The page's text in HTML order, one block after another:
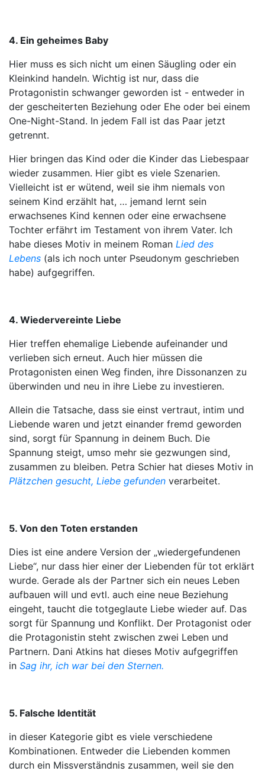
4. Ein geheimes Baby
Hier muss es sich nicht um einen Säugling oder ein
Kleinkind handeln. Wichtig ist nur, dass die
Protagonistin schwanger geworden ist - entweder in
der gescheiterten Beziehung oder Ehe oder bei einem
One-Night-Stand. In jedem Fall ist das Paar jetzt
getrennt.
Hier bringen das Kind oder die Kinder das Liebespaar
wieder zusammen. Hier gibt es viele Szenarien.
Vielleicht ist er wütend, weil sie ihm niemals von
seinem Kind erzählt hat, … jemand lernt sein
erwachsenes Kind kennen oder eine erwachsene
Tochter erfährt im Testament von ihrem Vater. Ich
habe dieses Motiv in meinem Roman Lied des
Lebens (als ich noch unter Pseudonym geschrieben
habe) aufgegriffen.
4. Wiedervereinte Liebe
Hier treffen ehemalige Liebende aufeinander und
verlieben sich erneut. Auch hier müssen die
Protagonisten einen Weg finden, ihre Dissonanzen zu
überwinden und neu in ihre Liebe zu investieren.
Allein die Tatsache, dass sie einst vertraut, intim und
Liebende waren und jetzt einander fremd geworden
sind, sorgt für Spannung in deinem Buch. Die
Spannung steigt, umso mehr sie gezwungen sind,
zusammen zu bleiben. Petra Schier hat dieses Motiv in
Plätzchen gesucht, Liebe gefunden verarbeitet.
5. Von den Toten erstanden
Dies ist eine andere Version der „wiedergefundenen
Liebe“, nur dass hier einer der Liebenden für tot erklärt
wurde. Gerade als der Partner sich ein neues Leben
aufbauen will und evtl. auch eine neue Beziehung
eingeht, taucht die totgeglaute Liebe wieder auf. Das
sorgt für Spannung und Konflikt. Der Protagonist oder
die Protagonistin steht zwischen zwei Leben und
Partnern. Dani Atkins hat dieses Motiv aufgegriffen
in Sag ihr, ich war bei den Sternen.
5. Falsche Identität
in dieser Kategorie gibt es viele verschiedene
Kombinationen. Entweder die Liebenden kommen
durch ein Missverständnis zusammen, weil sie den